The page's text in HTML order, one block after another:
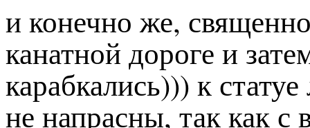
и конечно же,
канатной дороге и
карабкались))) к
не напрасны, так как